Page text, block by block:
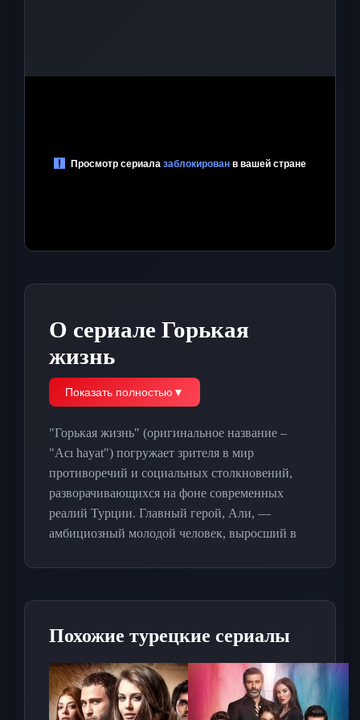
О сериале Горькая
жизнь
Показать полностью ▼
"Горькая жизнь" (оригинальное название –
"Acı hayat") погружает зрителя в мир
противоречий и социальных столкновений,
разворачивающихся на фоне современных
реалий Турции. Главный герой, Али, —
амбициозный молодой человек, выросший в
жестокой реальностью, где дружба и
между честностью и жаждой власти
становится все более сложным.
Похожие турецкие сериалы